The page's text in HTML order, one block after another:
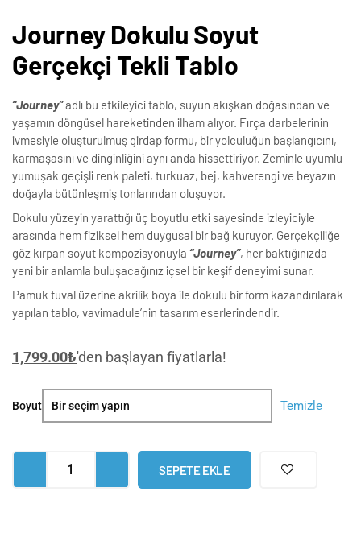
Journey Dokulu Soyut
Gerçekçi Tekli Tablo
“Journey”adlı bu etkileyici tablo, suyun akışkan doğasından ve
yaşamın döngüsel hareketinden ilham alıyor. Fırça darbelerinin
ivmesiyle oluşturulmuş girdap formu, bir yolculuğun başlangıcını,
karmaşasını ve dinginliğini aynı anda hissettiriyor. Zeminle uyumlu
yumuşak geçişli renk paleti, turkuaz, bej, kahverengi ve beyazın
doğayla bütünleşmiş tonlarından oluşuyor.
Dokulu yüzeyin yarattığı üç boyutlu etki sayesinde izleyiciyle
arasında hem fiziksel hem duygusal bir bağ kuruyor. Gerçekçiliğe
göz kırpan soyut kompozisyonuyla “Journey”, her baktığınızda
yeni bir anlamla buluşacağınız içsel bir keşif deneyimi sunar.
Pamuk tuval üzerine akrilik boya ile dokulu bir form kazandırılarak
yapılan tablo, vavimadule’nin tasarım eserlerindendir.
1,799.00₺'den başlayan fiyatlarla!
Boyut Temizle
Journey
Dokulu
Tekli
SEPETE EKLE